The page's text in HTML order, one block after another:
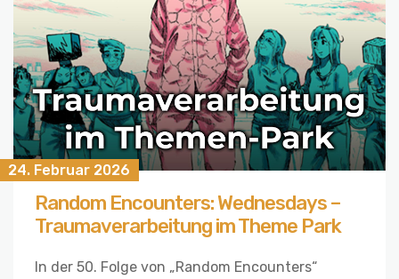
24. Februar 2026
Random Encounters: Wednesdays –
Traumaverarbeitung im Theme Park
In der 50. Folge von „Random Encounters“